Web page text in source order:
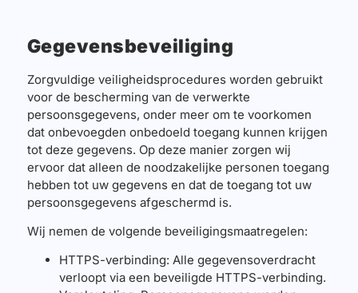
Gegevensbeveiliging
Zorgvuldige veiligheidsprocedures worden gebruikt
voor de bescherming van de verwerkte
persoonsgegevens, onder meer om te voorkomen
dat onbevoegden onbedoeld toegang kunnen krijgen
tot deze gegevens. Op deze manier zorgen wij
ervoor dat alleen de noodzakelijke personen toegang
hebben tot uw gegevens en dat de toegang tot uw
persoonsgegevens afgeschermd is.
Wij nemen de volgende beveiligingsmaatregelen:
HTTPS-verbinding: Alle gegevensoverdracht
verloopt via een beveiligde HTTPS-verbinding.